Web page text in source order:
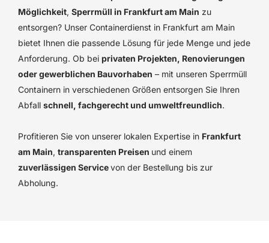
Möglichkeit,Sperrmüll in Frankfurt am Main zu
entsorgen? Unser Containerdienst in Frankfurt am Main
bietet Ihnen die passende Lösung für jede Menge und jede
Anforderung. Ob beiprivaten Projekten, Renovierungen
oder gewerblichen Bauvorhaben – mit unseren Sperrmüll
Containern in verschiedenen Größen entsorgen Sie Ihren
Abfallschnell, fachgerecht und umweltfreundlich.
Profitieren Sie von unserer lokalen Expertise in Frankfurt
am Main,transparenten Preisen und einem
zuverlässigen Servicevon der Bestellung bis zur
Abholung.